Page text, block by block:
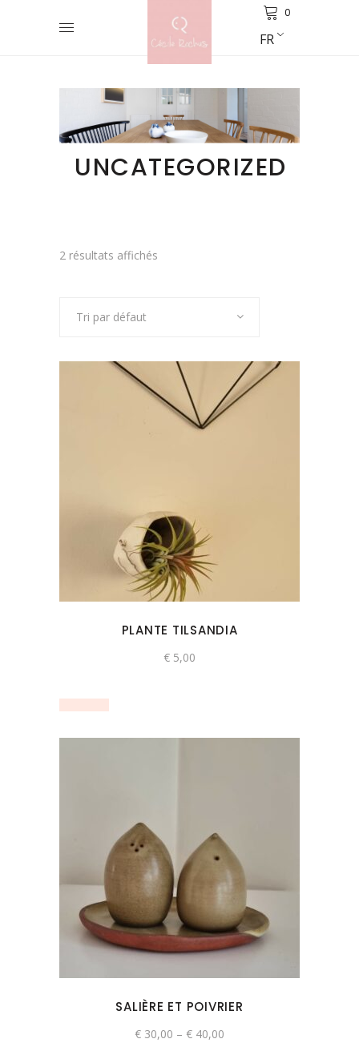
0
FR
UNCATEGORIZED
2 résultats affichés
Tri par défaut
PLANTE TILSANDIA
€ 5,00
Ce
produit
plusieurs
variations.
Les
être
choisies
SALIÈRE ET POIVRIER
€ 30,00 – € 40,00